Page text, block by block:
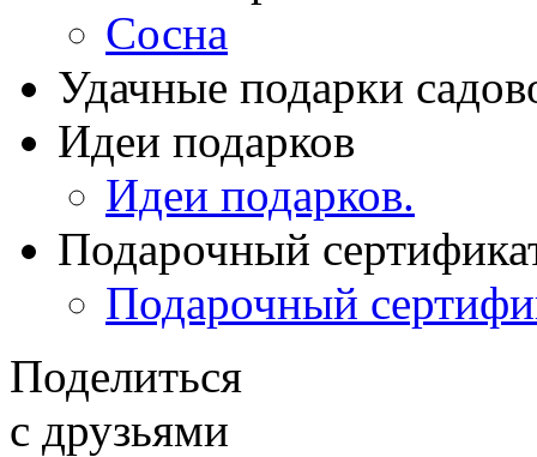
Сосна
Удачные подарки
Идеи подарков
Идеи подарков.
Подарочный
Подарочный
Поделиться
с друзьями